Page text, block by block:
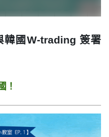
韓國W-trading 簽署
！